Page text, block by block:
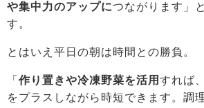
や集中力のアップにつながります」
す。
とはいえ平日の朝は時間との勝負。
「 作り置きや冷凍野菜を活用 すれば
をプラスしながら時短できます。調